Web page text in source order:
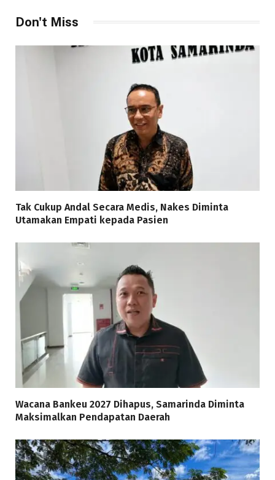
Don't Miss
Tak Cukup Andal Secara Medis, Nakes Diminta
Utamakan Empati kepada Pasien
Wacana Bankeu 2027 Dihapus, Samarinda Diminta
Maksimalkan Pendapatan Daerah